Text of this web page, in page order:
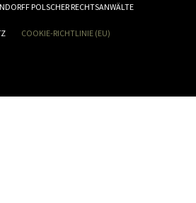
POLSCHER RECHTSANWÄLTE
COOKIE-RICHTLINIE (EU)